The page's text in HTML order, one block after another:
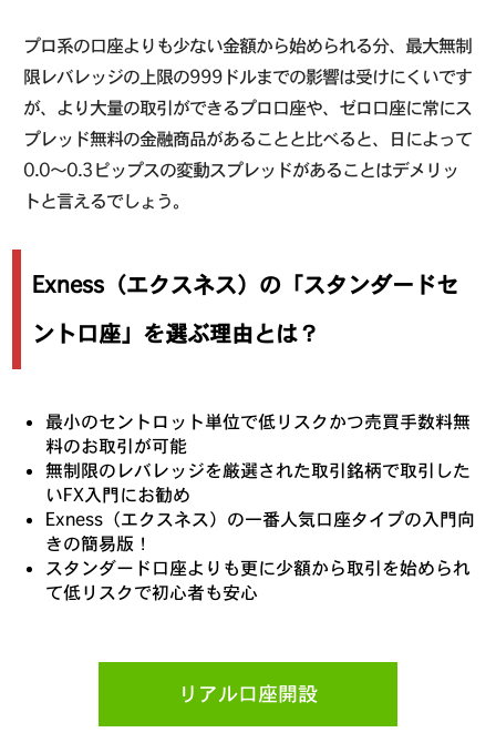
プロ系の口座よりも少ない金額から始められる分、最大無制
限レバレッジの上限の999ドルまでの影響は受けにくいです
が、より大量の取引ができるプロ口座や、ゼロ口座に常にス
プレッド無料の金融商品があることと比べると、日によって
0.0〜0.3ピップスの変動スプレッドがあることはデメリッ
トと言えるでしょう。
Exness（エクスネス）の「スタンダードセ
ント口座」を選ぶ理由とは？
最小のセントロット単位で低リスクかつ売買手数料無
料のお取引が可能
無制限のレバレッジを厳選された取引銘柄で取引した
いFX入門にお勧め
Exness（エクスネス）の一番人気口座タイプの入門向
きの簡易版！
スタンダード口座よりも更に少額から取引を始められ
て低リスクで初心者も安心
リアル口座開設